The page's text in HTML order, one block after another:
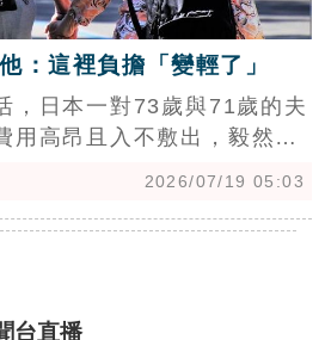
：這裡負擔「變輕了」
，日本一對73歲與71歲的夫
用高昂且入不敷出，毅然決
潔與就醫也更便利。專家指
先考量無障礙與便利性，將
2026/07/19 05:03
台直播